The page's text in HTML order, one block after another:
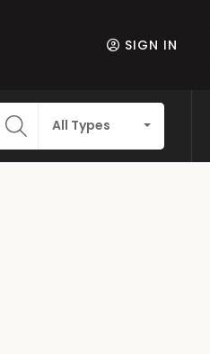
SIGN IN
All Types